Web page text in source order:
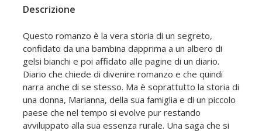
Descrizione
Questo romanzo è la vera storia di un segreto,
confidato da una bambina dapprima a un albero di
gelsi bianchi e poi affidato alle pagine di un diario.
Diario che chiede di divenire romanzo e che quindi
narra anche di se stesso. Ma è soprattutto la storia di
una donna, Marianna, della sua famiglia e di un piccolo
paese che nel tempo si evolve pur restando
avviluppato alla sua essenza rurale. Una saga che si